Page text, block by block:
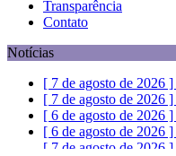
Transparência
Contato
Notícias
[ 7 de agosto de 2026 ]
[ 7 de agosto de 2026 ]
[ 6 de agosto de 2026 ]
[ 6 de agosto de 2026 ]
[ 7 de agosto de 2026 ]